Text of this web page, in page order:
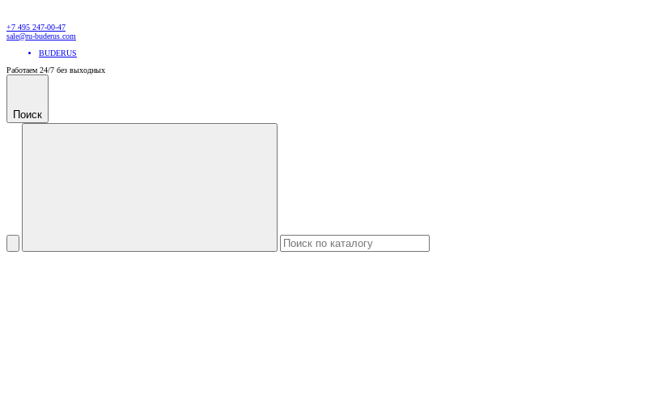
+7 495 247-00-47
sale@ru-buderus.com
BUDERUS
Работаем 24/7 без выходных
Поиск